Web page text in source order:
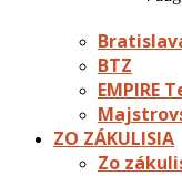
BTZ
EMPIRE
ZO ZÁKULISIA
Zo